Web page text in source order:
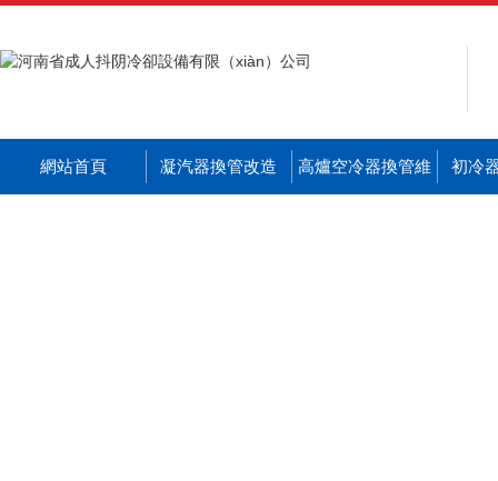
網站首頁 凝汽器換管改造 高爐空冷器換管維 初冷